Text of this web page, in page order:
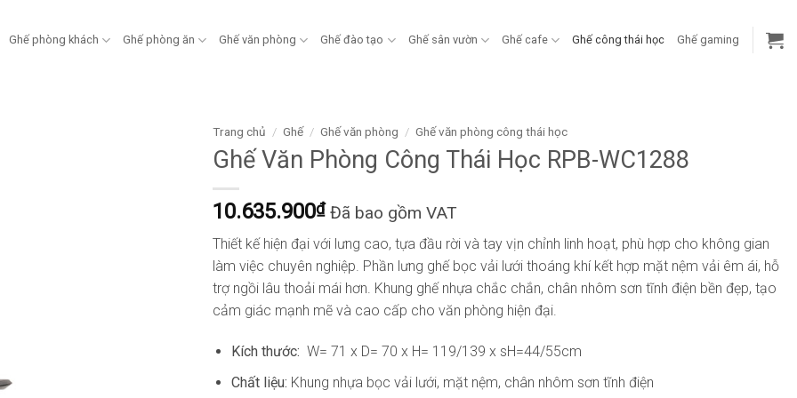
Ghế phòng khách Ghế phòng ăn Ghế văn phòng Ghế đào tạo Ghế sân vườn Ghế cafe Ghế công thái học Ghế gaming
Trang chủ / Ghế / Ghế văn phòng / Ghế văn phòng công thái học
Ghế Văn Phòng Công Thái Học RPB-WC1288
10.635.900₫ Đã bao gồm VAT
Thiết kế hiện đại với lưng cao, tựa đầu rời và tay vịn chỉnh linh hoạt, phù hợp cho không gian
làm việc chuyên nghiệp. Phần lưng ghế bọc vải lưới thoáng khí kết hợp mặt nệm vải êm ái, hỗ
trợ ngồi lâu thoải mái hơn. Khung ghế nhựa chắc chắn, chân nhôm sơn tĩnh điện bền đẹp, tạo
cảm giác mạnh mẽ và cao cấp cho văn phòng hiện đại.
Kích thước: W= 71 x D= 70 x H= 119/139 x sH=44/55cm
Chất liệu: Khung nhựa bọc vải lưới, mặt nệm, chân nhôm sơn tĩnh điện